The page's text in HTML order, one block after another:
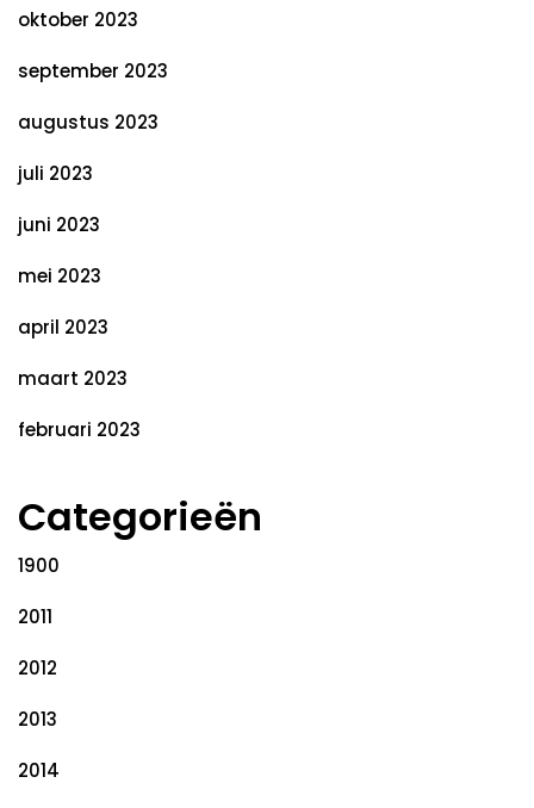
oktober 2023
september 2023
augustus 2023
juli 2023
juni 2023
mei 2023
april 2023
maart 2023
februari 2023
Categorieën
1900
2011
2012
2013
2014